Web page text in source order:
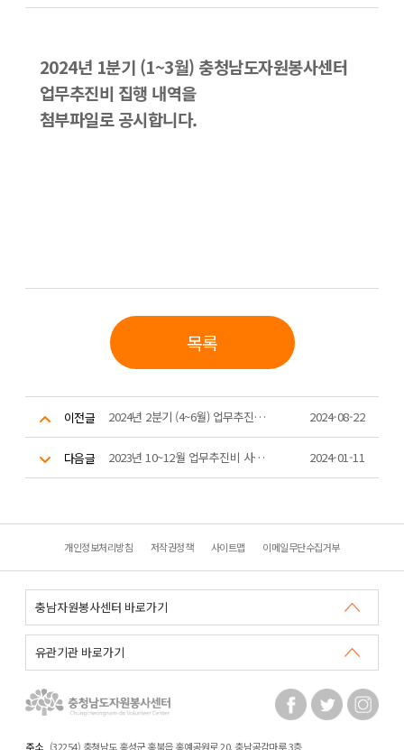
2024년 1분기 (1~3월) 충청남도자원봉사센터
업무추진비 집행 내역을
첨부파일로 공시합니다.
목록
이전글 2024년 2분기 (4~6월) 업무추진비 집행 내역 2024-08-22
다음글 2023년 10~12월 업무추진비 사용 내역 2024-01-11
개인정보처리방침 저작권정책 사이트맵 이메일무단수집거부
주소 (32254) 충청남도 홍성군 홍북읍 홍예공원로 20. 충남공감마루 3층